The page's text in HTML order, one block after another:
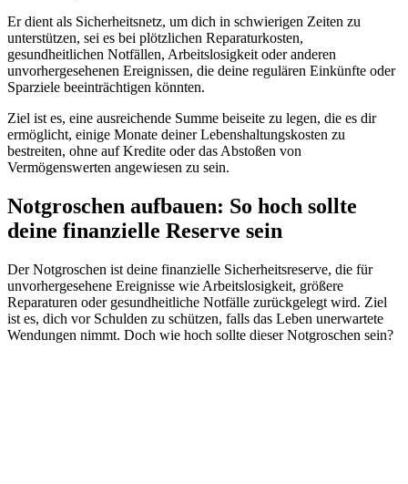
Er dient als Sicherheitsnetz, um dich in schwierigen Zeiten zu
unterstützen, sei es bei plötzlichen Reparaturkosten,
gesundheitlichen Notfällen, Arbeitslosigkeit oder anderen
unvorhergesehenen Ereignissen, die deine regulären Einkünfte oder
Sparziele beeinträchtigen könnten.
Ziel ist es, eine ausreichende Summe beiseite zu legen, die es dir
ermöglicht, einige Monate deiner Lebenshaltungskosten zu
bestreiten, ohne auf Kredite oder das Abstoßen von
Vermögenswerten angewiesen zu sein.
Notgroschen aufbauen: So hoch sollte
deine finanzielle Reserve sein
Der Notgroschen ist deine finanzielle Sicherheitsreserve, die für
unvorhergesehene Ereignisse wie Arbeitslosigkeit, größere
Reparaturen oder gesundheitliche Notfälle zurückgelegt wird. Ziel
ist es, dich vor Schulden zu schützen, falls das Leben unerwartete
Wendungen nimmt. Doch wie hoch sollte dieser Notgroschen sein?